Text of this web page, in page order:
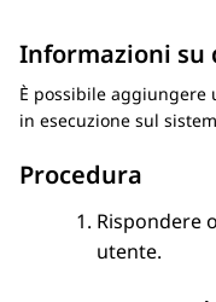
Informazioni su
È possibile aggiungere
in esecuzione sul
Procedura
Rispondere
utente.